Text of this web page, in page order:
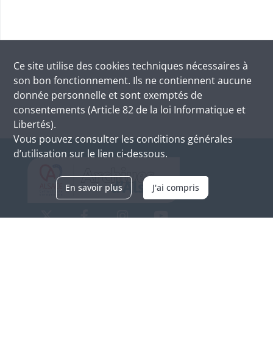
Ce site utilise des cookies techniques nécessaires à
son bon fonctionnement. Ils ne contiennent aucune
donnée personnelle et sont exemptés de
consentements (Article 82 de la loi Informatique et
Libertés).
Vous pouvez consulter les conditions générales
d’utilisation sur le lien ci-dessous.
En savoir plus J'ai compris